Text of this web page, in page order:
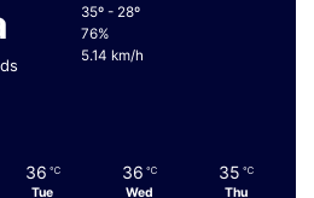
35º - 28º
76%
5.14 km/h
36 ℃
Tue
36 ℃
Wed
35 ℃
Thu